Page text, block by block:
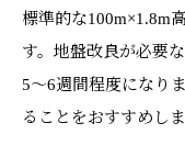
標準的な100m×1.8m
す。地盤改良が必要
5〜6週間程度になり
ることをおすすめしま